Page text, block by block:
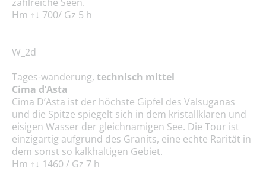
Hm ↑↓ 700/ Gz 5 h
W_2d
Tages-wanderung, technisch mittel
Cima d’Asta
Cima D’Asta ist der höchste Gipfel des Valsuganas
und die Spitze spiegelt sich in dem kristallklaren und
eisigen Wasser der gleichnamigen See. Die Tour ist
einzigartig aufgrund des Granits, eine echte Rarität in
dem sonst so kalkhaltigen Gebiet.
Hm ↑↓ 1460 / Gz 7 h